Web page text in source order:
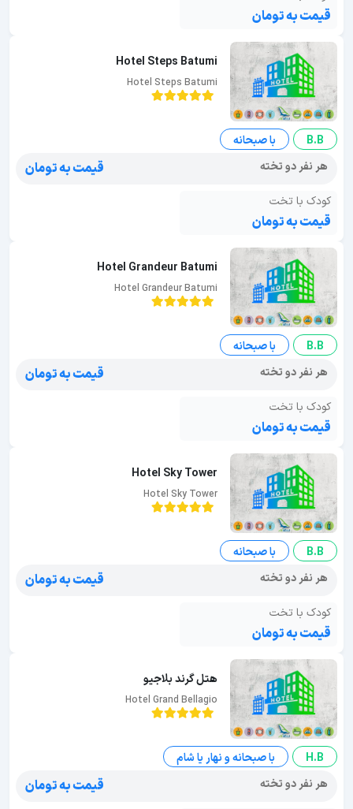
قیمت به تومان
Hotel Steps Batumi
Hotel Steps Batumi
B.B
با صبحانه
هر نفر دو تخته
قیمت به تومان
کودک با تخت
قیمت به تومان
Hotel Grandeur Batumi
Hotel Grandeur Batumi
B.B
با صبحانه
هر نفر دو تخته
قیمت به تومان
کودک با تخت
قیمت به تومان
Hotel Sky Tower
Hotel Sky Tower
B.B
با صبحانه
هر نفر دو تخته
قیمت به تومان
کودک با تخت
قیمت به تومان
هتل گرند بلاجیو
Hotel Grand Bellagio
H.B
با صبحانه و نهار یا شام
هر نفر دو تخته
قیمت به تومان